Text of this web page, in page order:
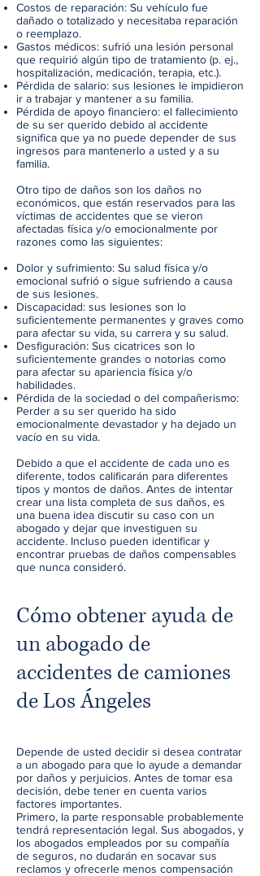
Costos de reparación: Su vehículo fue
dañado o totalizado y necesitaba reparación
o reemplazo.
Gastos médicos: sufrió una lesión personal
que requirió algún tipo de tratamiento (p. ej.,
hospitalización, medicación, terapia, etc.).
Pérdida de salario: sus lesiones le impidieron
ir a trabajar y mantener a su familia.
Pérdida de apoyo financiero: el fallecimiento
de su ser querido debido al accidente
significa que ya no puede depender de sus
ingresos para mantenerlo a usted y a su
familia.
Otro tipo de daños son los daños no
económicos, que están reservados para las
víctimas de accidentes que se vieron
afectadas física y/o emocionalmente por
razones como las siguientes:
Dolor y sufrimiento: Su salud física y/o
emocional sufrió o sigue sufriendo a causa
de sus lesiones.
Discapacidad: sus lesiones son lo
suficientemente permanentes y graves como
para afectar su vida, su carrera y su salud.
Desfiguración: Sus cicatrices son lo
suficientemente grandes o notorias como
para afectar su apariencia física y/o
habilidades.
Pérdida de la sociedad o del compañerismo:
Perder a su ser querido ha sido
emocionalmente devastador y ha dejado un
vacío en su vida.
Debido a que el accidente de cada uno es
diferente, todos calificarán para diferentes
tipos y montos de daños. Antes de intentar
crear una lista completa de sus daños, es
una buena idea discutir su caso con un
abogado y dejar que investiguen su
accidente. Incluso pueden identificar y
encontrar pruebas de daños compensables
que nunca consideró.
Cómo obtener ayuda de
un abogado de
accidentes de camiones
de Los Ángeles
Depende de usted decidir si desea contratar
a un abogado para que lo ayude a demandar
por daños y perjuicios. Antes de tomar esa
decisión, debe tener en cuenta varios
factores importantes.
Primero, la parte responsable probablemente
tendrá representación legal. Sus abogados, y
los abogados empleados por su compañía
de seguros, no dudarán en socavar sus
reclamos y ofrecerle menos compensación